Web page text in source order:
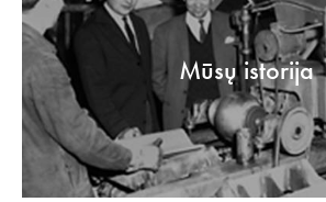
Mūsų istorija